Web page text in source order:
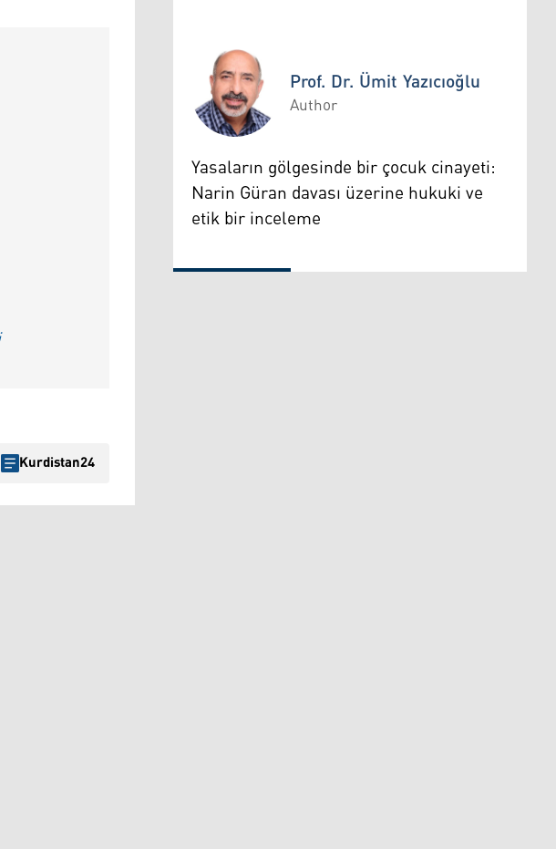
Kurdistan24
Prof. Dr. Ümit Yazıcıoğlu
Prof. Dr. Ümit Yazıcıoğlu
Author
Yasaların gölgesinde bir çocuk cinayeti:
Narin Güran davası üzerine hukuki ve
etik bir inceleme